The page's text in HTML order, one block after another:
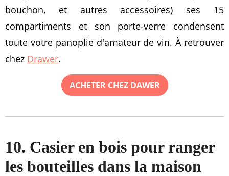
bouchon, et autres accessoires) ses 15
compartiments et son porte-verre condensent
toute votre panoplie d'amateur de vin. À retrouver
chez Drawer.
ACHETER CHEZ DAWER
10. Casier en bois pour ranger
les bouteilles dans la maison